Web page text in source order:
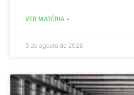
VER MATÉRIA »
5 de agosto de 2026